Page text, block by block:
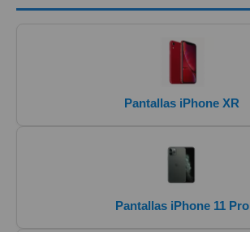
Pantallas iPhone XR
Pantallas iPhone 11 Pro